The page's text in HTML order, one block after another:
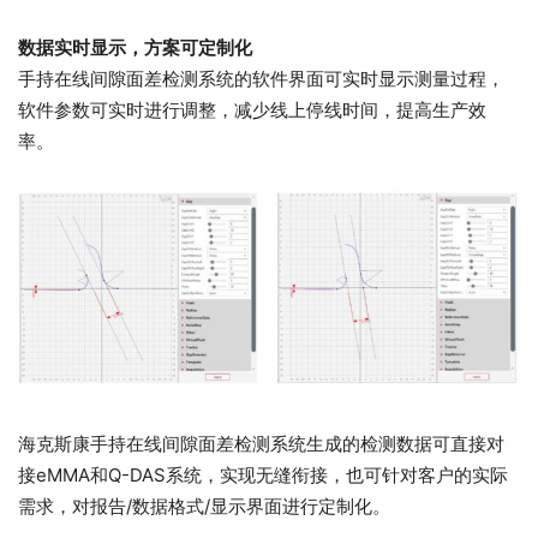
数据实时显示，方案可定制化
手持在线间隙面差检测系统的软件界面可实时显示测量过程，
软件参数可实时进行调整，减少线上停线时间，提高生产效
率。
海克斯康手持在线间隙面差检测系统生成的检测数据可直接对
接eMMA和Q-DAS系统，实现无缝衔接，也可针对客户的实际
需求，对报告/数据格式/显示界面进行定制化。